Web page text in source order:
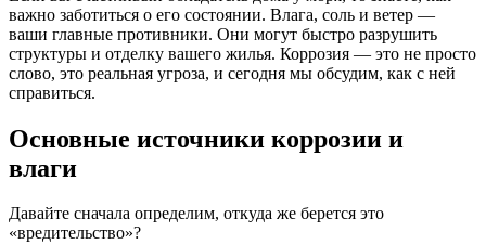
важно заботиться о его состоянии. Влага, соль и ветер —
ваши главные противники. Они могут быстро разрушить
структуры и отделку вашего жилья. Коррозия — это не просто
слово, это реальная угроза, и сегодня мы обсудим, как с ней
справиться.
Основные источники коррозии и
влаги
Давайте сначала определим, откуда же берется это
«вредительство»?